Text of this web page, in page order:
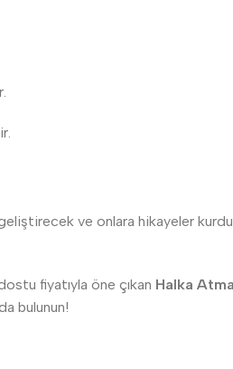
ve onlara hikayeler
fiyatıyla öne çıkan Halka
bulunun!